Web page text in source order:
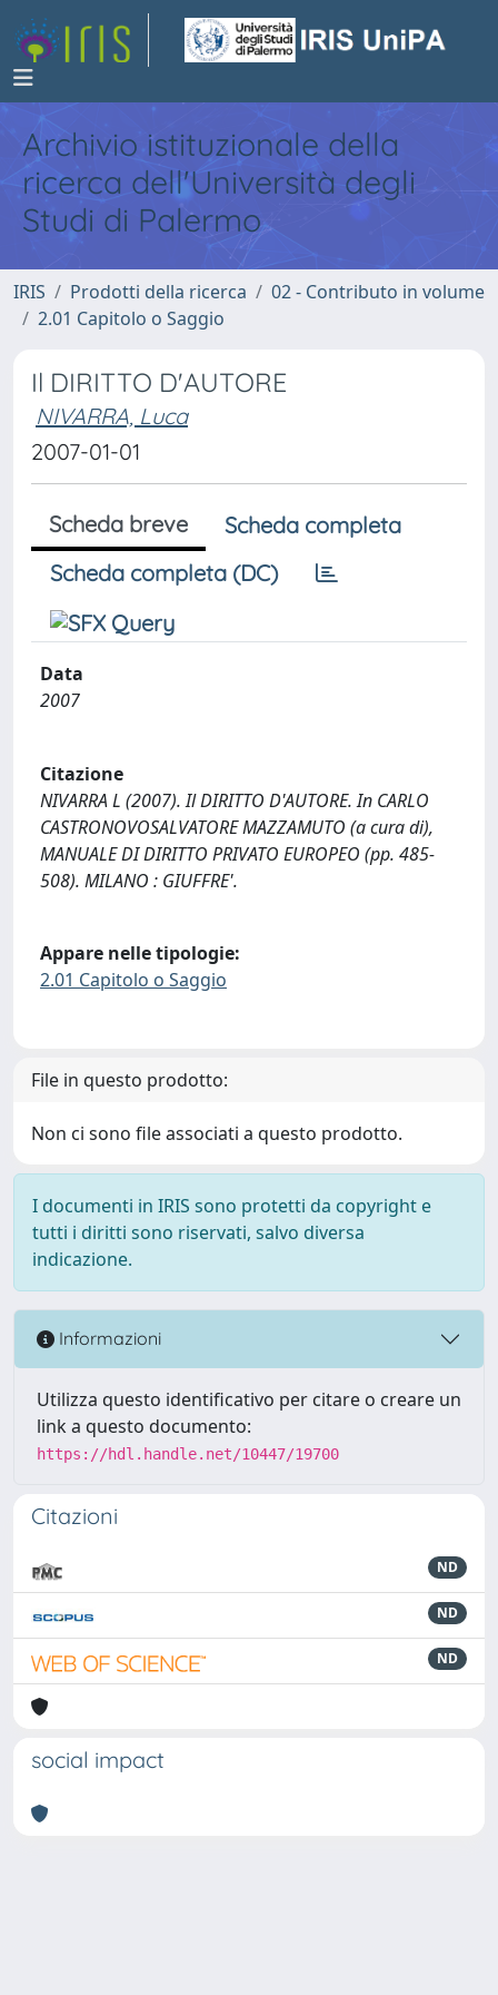
Archivio istituzionale della
ricerca dell'Università degli
Studi di Palermo
IRIS Prodotti della ricerca
02 - Contributo in volume
2.01 Capitolo o Saggio
Il DIRITTO D'AUTORE
NIVARRA, Luca
2007-01-01
Scheda breve
Scheda completa
Scheda completa (DC)
Data
2007
Citazione
NIVARRA L (2007). Il DIRITTO D'AUTORE. In CARLO
CASTRONOVOSALVATORE MAZZAMUTO (a cura di),
MANUALE DI DIRITTO PRIVATO EUROPEO (pp. 485-
508). MILANO : GIUFFRE'.
Appare nelle tipologie:
2.01 Capitolo o Saggio
File in questo prodotto:
Non ci sono file associati a questo prodotto.
I documenti in IRIS sono protetti da copyright e
tutti i diritti sono riservati, salvo diversa
indicazione.
Informazioni
Utilizza questo identificativo per citare o creare un
link a questo documento:
https://hdl.handle.net/10447/19700
Citazioni
ND
ND
ND
social impact